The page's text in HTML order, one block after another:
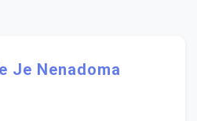
Je Nenadoma